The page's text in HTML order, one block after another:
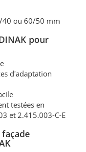
40 ou 60/50 mm
pour
d'adaptation
testées en
et 2.415.003-C-E